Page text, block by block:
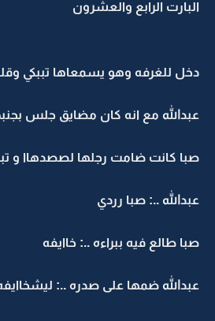
البارت الرابع والعشرون
دخل للغرفه وهو يسمعاها تببكي
عبدالله مع انه كان مضايق جلس
صبا كانت ضامت رجلها لصصدهاا و
عبدالله ..: صبا رردي
صبا طالع فيه ببراءه ..: خاايفه
عبدالله ضمها على صدره ..: